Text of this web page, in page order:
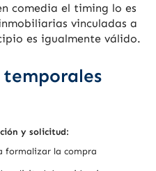
comedia el timing lo es
vinculadas a
es igualmente válido.
temporales
y solicitud:
formalizar la compra